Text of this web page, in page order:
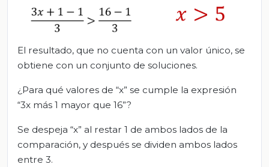
El resultado, que no cuenta con un valor único, se
obtiene con un conjunto de soluciones.
¿Para qué valores de “x” se cumple la expresión
“3x más 1 mayor que 16”?
Se despeja “x” al restar 1 de ambos lados de la
comparación, y después se dividen ambos lados
entre 3.